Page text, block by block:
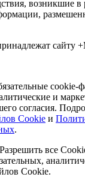
возникшие в
cookie-
и
согласия.
Cookie и
.
все
Cookie.